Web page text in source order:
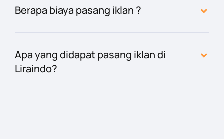
Berapa biaya pasang iklan ?
Apa yang didapat pasang iklan di
Liraindo?